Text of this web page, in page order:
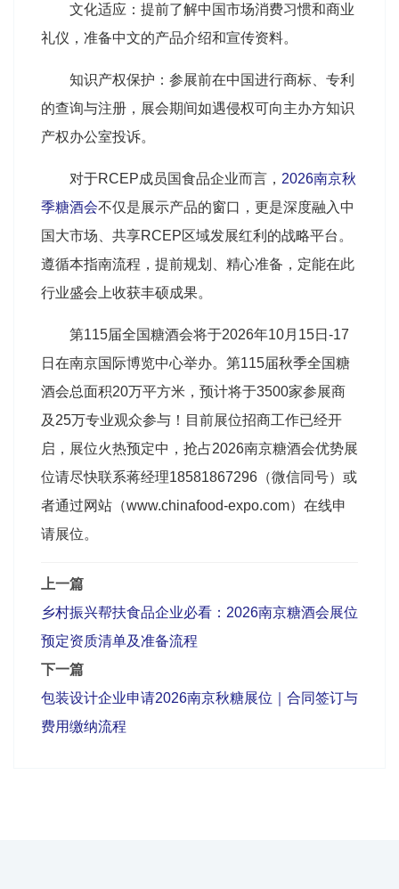
文化适应：提前了解中国市场消费习惯和商业
礼仪，准备中文的产品介绍和宣传资料。
知识产权保护：参展前在中国进行商标、专利
的查询与注册，展会期间如遇侵权可向主办方知识
产权办公室投诉。
对于RCEP成员国食品企业而言， 2026南京秋
季糖酒会不仅是展示产品的窗口，更是深度融入中
国大市场、共享RCEP区域发展红利的战略平台。
遵循本指南流程，提前规划、精心准备，定能在此
行业盛会上收获丰硕成果。
第115届全国糖酒会将于2026年10月15日-17
日在南京国际博览中心举办。第115届秋季全国糖
酒会总面积20万平方米，预计将于3500家参展商
及25万专业观众参与！目前展位招商工作已经开
启，展位火热预定中，抢占2026南京糖酒会优势展
位请尽快联系蒋经理18581867296（微信同号）或
者通过网站（www.chinafood-expo.com）在线申
请展位。
上一篇
乡村振兴帮扶食品企业必看：2026南京糖酒会展位
预定资质清单及准备流程
下一篇
包装设计企业申请2026南京秋糖展位｜合同签订与
费用缴纳流程